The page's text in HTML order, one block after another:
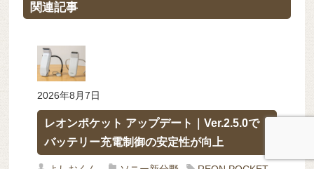
関連記事
2026年8月7日
レオンポケット アップデート｜Ver.2.5.0で
バッテリー充電制御の安定性が向上